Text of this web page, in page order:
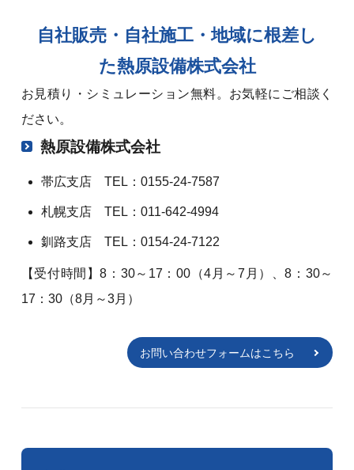
自社販売・自社施工・地域に根差し
た熱原設備株式会社
お見積り・シミュレーション無料。お気軽にご相談く
ださい。
熱原設備株式会社
帯広支店 TEL：0155-24-7587
札幌支店 TEL：011-642-4994
釧路支店 TEL：0154-24-7122
【受付時間】8：30～17：00（4月～7月）、8：30～
17：30（8月～3月）
お問い合わせフォームはこちら